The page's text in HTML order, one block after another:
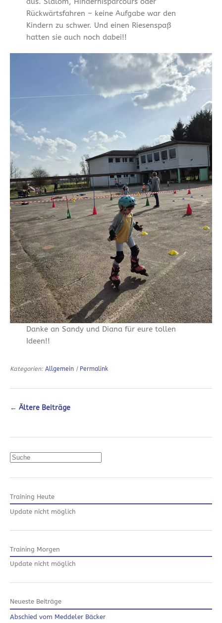
Rückwärtsfahren – keine Aufgabe war den
Kindern zu schwer. Und einen Riesenspaß
hatten sie auch noch dabei!!
Danke an Sandy und Diana für eure tollen
Ideen!!
Kategorien: Allgemein | Permalink
← Ältere Beiträge
Suchen
Training Heute
Update nicht möglich
Training Morgen
Update nicht möglich
Neueste Beiträge
Abschied vom Meddeler Bäcker